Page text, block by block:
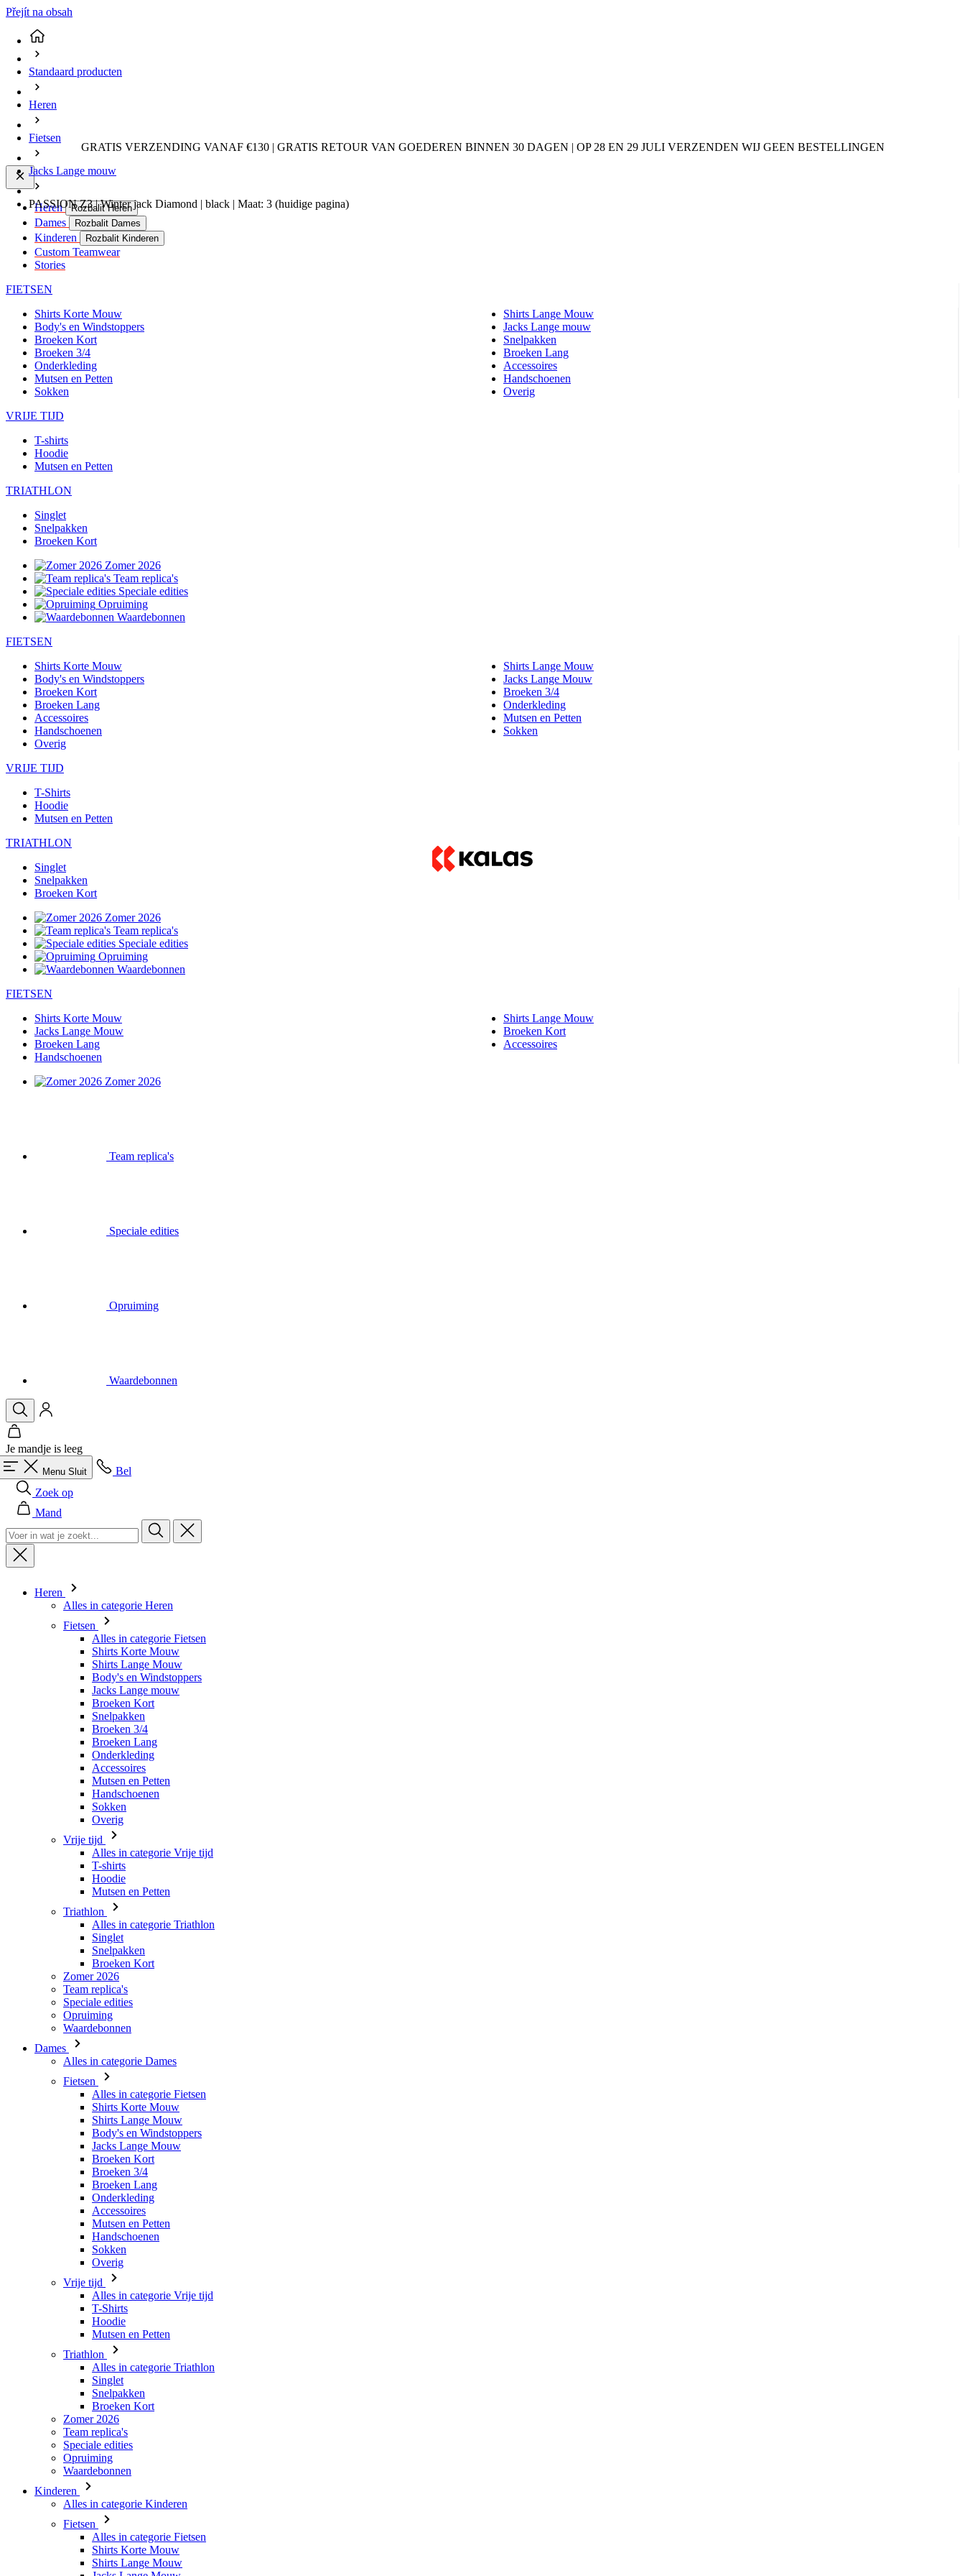
Přejít na obsah
GRATIS VERZENDING VANAF €130 | GRATIS RETOUR VAN GOEDEREN BINNEN 30 DAGEN | OP 28 EN 29 JULI VERZENDEN WIJ GEEN BESTELLINGEN
Heren Rozbalit Heren
Dames Rozbalit Dames
Kinderen Rozbalit Kinderen
Custom Teamwear
Stories
FIETSEN
Shirts Korte Mouw
Shirts Lange Mouw
Body's en Windstoppers
Jacks Lange mouw
Broeken Kort
Snelpakken
Broeken 3/4
Broeken Lang
Onderkleding
Accessoires
Mutsen en Petten
Handschoenen
Sokken
Overig
VRIJE TIJD
T-shirts
Hoodie
Mutsen en Petten
TRIATHLON
Singlet
Snelpakken
Broeken Kort
Zomer 2026
Team replica's
Speciale edities
Opruiming
Waardebonnen
FIETSEN
Shirts Korte Mouw
Shirts Lange Mouw
Body's en Windstoppers
Jacks Lange Mouw
Broeken Kort
Broeken 3/4
Broeken Lang
Onderkleding
Accessoires
Mutsen en Petten
Handschoenen
Sokken
Overig
VRIJE TIJD
T-Shirts
Hoodie
Mutsen en Petten
TRIATHLON
Singlet
Snelpakken
Broeken Kort
Zomer 2026
Team replica's
Speciale edities
Opruiming
Waardebonnen
FIETSEN
Shirts Korte Mouw
Shirts Lange Mouw
Jacks Lange Mouw
Broeken Kort
Broeken Lang
Accessoires
Handschoenen
Zomer 2026
Je mandje is leeg
Menu
Mand
Heren
Alles in categorie Heren
Shirts Lange Mouw
Body's en Windstoppers
Jacks Lange mouw
Broeken Kort
Snelpakken
Broeken 3/4
Broeken Lang
Onderkleding
Accessoires
Mutsen en Petten
Handschoenen
Sokken
Overig
Vrije tijd
Alles in categorie Vrije tijd
T-shirts
Hoodie
Mutsen en Petten
Triathlon
Alles in categorie Triathlon
Singlet
Snelpakken
Broeken Kort
Zomer 2026
Team replica's
Speciale edities
Opruiming
Waardebonnen
Dames
Alles in categorie Dames
Fietsen
Alles in categorie Fietsen
Shirts Lange Mouw
Body's en Windstoppers
Jacks Lange Mouw
Broeken Kort
Broeken 3/4
Broeken Lang
Onderkleding
Accessoires
Mutsen en Petten
Handschoenen
Sokken
Overig
Vrije tijd
Alles in categorie Vrije tijd
T-Shirts
Hoodie
Mutsen en Petten
Triathlon
Alles in categorie Triathlon
Singlet
Snelpakken
Broeken Kort
Zomer 2026
Team replica's
Speciale edities
Opruiming
Waardebonnen
Kinderen
Alles in categorie Kinderen
Fietsen
Alles in categorie Fietsen
Shirts Lange Mouw
Jacks Lange Mouw
Broeken Kort
Broeken Lang
Accessoires
Handschoenen
Standaard producten
Heren
Fietsen
Jacks Lange mouw
PASSION Z3 | Winter jack Diamond | black | Maat: 3 (huidige pagina)